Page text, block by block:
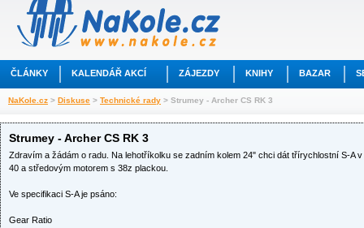
ČLÁNKY KALENDÁŘ AKCÍ ZÁJEZDY KNIHY BAZAR
NaKole.cz > Diskuse > Technické rady > Strumey - Archer CS RK 3
Strumey - Archer CS RK 3
Zdravím a žádám o radu. Na lehotříkolku se zadním kolem 24" chci dát třírychlostní S-A
40 a středovým motorem s 38z plackou.
Ve specifikaci S-A je psáno:
Gear Ratio